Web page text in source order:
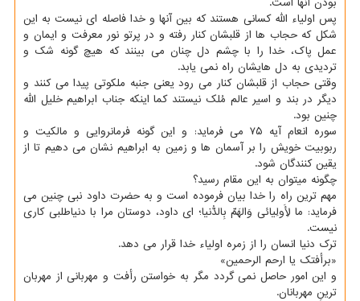
پس اولیاء الله کسانی هستند که بین آنها و خدا فاصله ای نیست به این
شکل که حجاب ها از قلبشان کنار رفته و در پرتو نور معرفت و ایمان و
عمل پاک، خدا را با چشم دل چنان می بینند که هیچ گونه شک و
تردیدی به دل هایشان راه نمی یابد.
وقتی حجاب از قلبشان کنار می رود یعنی جنبه ملکوتی پیدا می کنند و
دیگر در بند و اسیر عالم مُلک نیستند کما اینکه جناب ابراهیم خلیل الله
چنین بود.
سوره انعام آیه ۷۵ می فرماید: و این گونه فرمانروایی و مالکیت و
ربوبیت خویش را بر آسمان ها و زمین به ابراهیم نشان می دهیم تا از
یقین کنندگان شود.
چگونه میتوان به این مقام رسید؟
مهم ترین راه را خدا بیان فرموده است و به حضرت داود نبی چنین می
فرماید: ما لِأَولِیائی وَالهَمِّ بِالدُّنیا؛ ای داود، دوستان مرا با دنیاطلبی کاری
نیست.
ترک دنیا انسان را از زمره اولیاء خدا قرار می دهد.
«برأفتک یا ارحم الرحمین»
و این امور حاصل نمی گردد مگر به خواستن رأفت و مهربانی از مهربان
ترینِ مهربانان.